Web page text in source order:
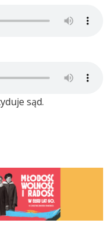
sąd.